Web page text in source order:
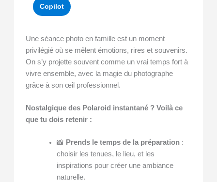
Copilot
Une séance photo en famille est un moment
privilégié où se mêlent émotions, rires et souvenirs.
On s’y projette souvent comme un vrai temps fort à
vivre ensemble, avec la magie du photographe
grâce à son œil professionnel.
Nostalgique des Polaroid instantané ? Voilà ce
que tu dois retenir :
📸 Prends le temps de la préparation:
choisir les tenues, le lieu, et les
inspirations pour créer une ambiance
naturelle.